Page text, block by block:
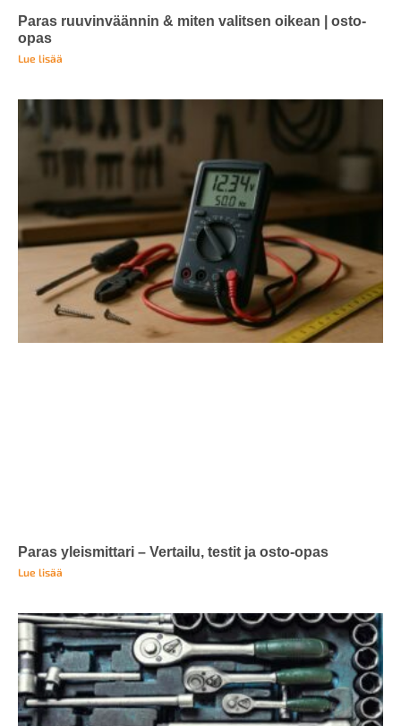
Paras ruuvinväännin & miten valitsen oikean | osto-
opas
Lue lisää
Paras yleismittari – Vertailu, testit ja osto-opas
Lue lisää